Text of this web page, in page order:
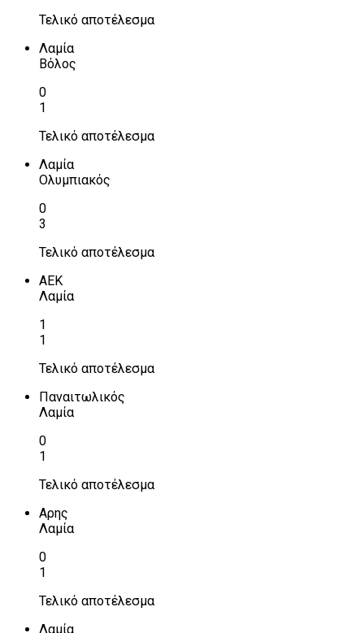
Τελικό αποτέλεσμα
Λαμία
Βόλος
0
1
Τελικό αποτέλεσμα
Λαμία
Ολυμπιακός
0
3
Τελικό αποτέλεσμα
ΑΕΚ
Λαμία
1
1
Τελικό αποτέλεσμα
Παναιτωλικός
Λαμία
0
1
Τελικό αποτέλεσμα
Αρης
Λαμία
0
1
Τελικό αποτέλεσμα
Λαμία